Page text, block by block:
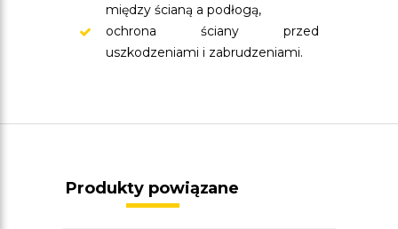
między ścianą a podłogą,
ochrona ściany przed
uszkodzeniami i zabrudzeniami.
Produkty powiązane